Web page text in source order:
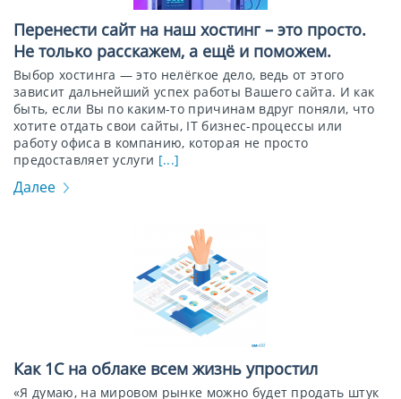
Перенести сайт на наш хостинг – это просто.
Не только расскажем, а ещё и поможем.
Выбор хостинга — это нелёгкое дело, ведь от этого
зависит дальнейший успех работы Вашего сайта. И как
быть, если Вы по каким-то причинам вдруг поняли, что
хотите отдать свои сайты, IT бизнес-процессы или
работу офиса в компанию, которая не просто
предоставляет услуги [...]
Далее
Как 1С на облаке всем жизнь упростил
«Я думаю, на мировом рынке можно будет продать штук